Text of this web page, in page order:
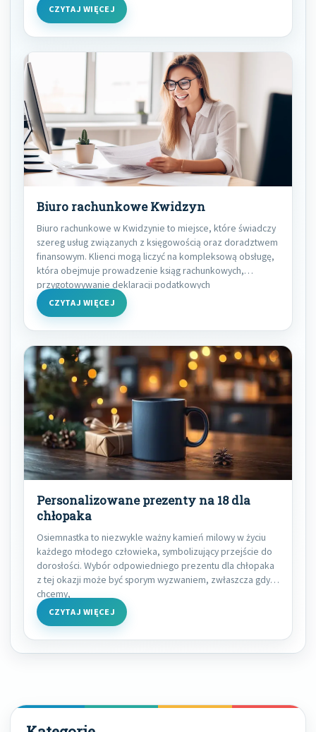
CZYTAJ WIĘCEJ
Biuro rachunkowe Kwidzyn
Biuro rachunkowe w Kwidzynie to miejsce, które świadczy
szereg usług związanych z księgowością oraz doradztwem
finansowym. Klienci mogą liczyć na kompleksową obsługę,
która obejmuje prowadzenie ksiąg rachunkowych,
przygotowywanie deklaracji podatkowych
CZYTAJ WIĘCEJ
Personalizowane prezenty na 18 dla
chłopaka
Osiemnastka to niezwykle ważny kamień milowy w życiu
każdego młodego człowieka, symbolizujący przejście do
dorosłości. Wybór odpowiedniego prezentu dla chłopaka
z tej okazji może być sporym wyzwaniem, zwłaszcza gdy
chcemy,
CZYTAJ WIĘCEJ